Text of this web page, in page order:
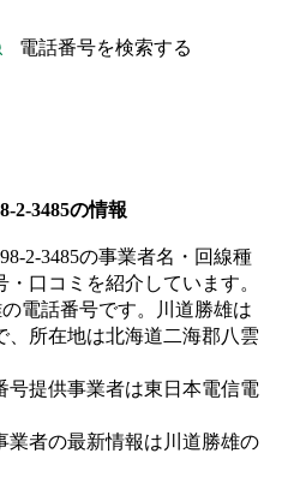
2-3485の情報
2-3485の事業者名・回線種
口コミを紹介しています。
の電話番号です。
川道勝雄は
、所在地は北海道二海郡八雲
号提供事業者は東日本電信電
業者の最新情報は 川道勝雄の